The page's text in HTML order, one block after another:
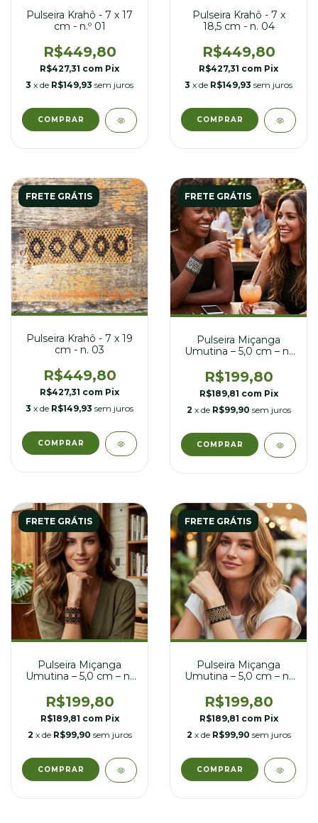
Pulseira Krahô - 7 x 17
cm - n.º 01
R$449,80
R$427,31 com Pix
3 x de R$149,93 sem juros
Pulseira Krahô - 7 x
18,5 cm - n. 04
R$449,80
R$427,31 com Pix
3 x de R$149,93 sem juros
FRETE GRÁTIS
Pulseira Krahô - 7 x 19
cm - n. 03
R$449,80
R$427,31 com Pix
3 x de R$149,93 sem juros
FRETE GRÁTIS
Pulseira Miçanga
Umutina – 5,0 cm – nº
R$199,80
R$189,81 com Pix
2 x de R$99,90 sem juros
FRETE GRÁTIS
Pulseira Miçanga
Umutina – 5,0 cm – nº
R$199,80
R$189,81 com Pix
2 x de R$99,90 sem juros
FRETE GRÁTIS
Pulseira Miçanga
Umutina – 5,0 cm – nº
R$199,80
R$189,81 com Pix
2 x de R$99,90 sem juros